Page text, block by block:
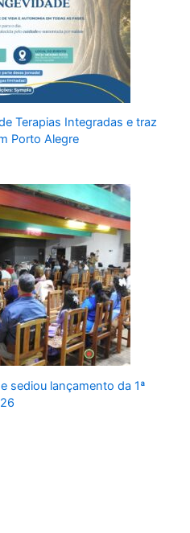
Terapias Integradas e traz
Porto Alegre
sediou lançamento da 1ª